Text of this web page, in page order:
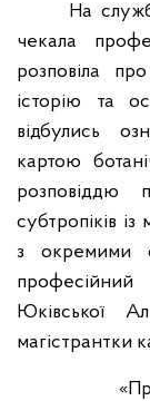
На
чекала
розповіла
історію та
відбулись
картою
розповіддю
субтропіків
з окремими
Юківської
магістрантки